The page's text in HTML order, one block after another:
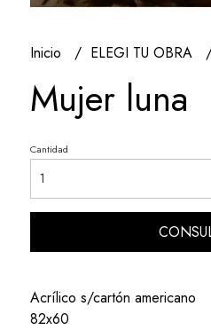
Inicio ELEGI TU OBRA
Mujer luna
Cantidad
Acrílico s/cartón americano
82x60